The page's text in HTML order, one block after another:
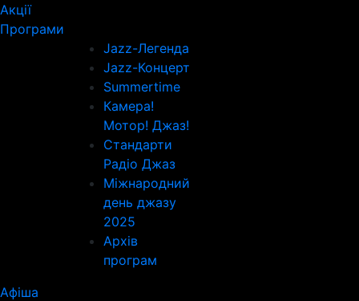
Акції
Програми
Jazz-Легенда
Jazz-Концерт
Summertime
Камера!
Мотор! Джаз!
Стандарти
Радіо Джаз
Міжнародний
день джазу
2025
Архів
програм
Афіша